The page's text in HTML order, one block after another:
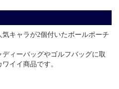
キャラが2個付いたボールポーチ
ィーバッグやゴルフバッグに取
イイ商品です。